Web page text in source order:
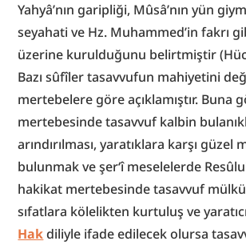
Yahyâ’nın garipliği, Mûsâ’nın yün
seyahati ve Hz. Muhammed’in fakrı
üzerine kurulduğunu belirtmiştir
Bazı sûfîler tasavvufun mahiyetini
mertebelere göre açıklamıştır. Buna
mertebesinde tasavvuf kalbin
arındırılması, yaratıklara karşı güzel
bulunmak ve şer‘î meselelerde
hakikat mertebesinde tasavvuf
Hak diliyle ifade edilecek olursa